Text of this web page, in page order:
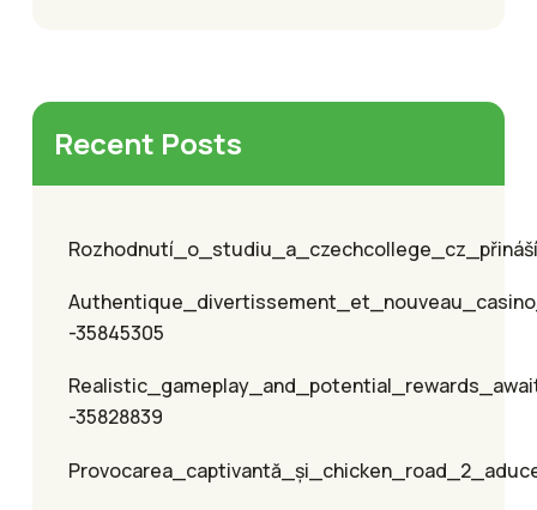
Recent Posts
-35845305
-35828839